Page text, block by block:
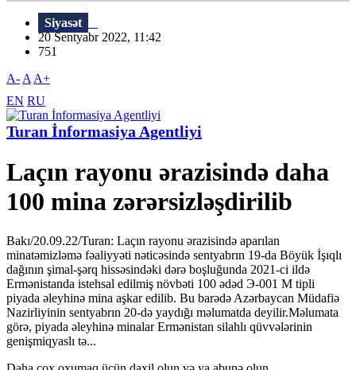
Siyasət
20 Sentyabr 2022, 11:42
751
A- A A+
EN RU
Turan İnformasiya Agentliyi
Laçın rayonu ərazisində daha
100 mina zərərsizləşdirilib
Bakı/20.09.22/Turan: Laçın rayonu ərazisində aparılan
minatəmizləmə fəaliyyəti nəticəsində sentyabrın 19-da Böyük İşıqlı
dağının şimal-şərq hissəsindəki dərə boşluğunda 2021-ci ildə
Ermənistanda istehsal edilmiş növbəti 100 ədəd Э-001 М tipli
piyada əleyhinə mina aşkar edilib. Bu barədə Azərbaycan Müdafiə
Nazirliyinin sentyabrın 20-də yaydığı məlumatda deyilir.Məlumata
görə, piyada əleyhinə minalar Ermənistan silahlı qüvvələrinin
genişmiqyaslı tə...